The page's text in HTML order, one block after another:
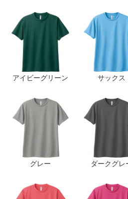
アイビーグリーン サックス
グレー ダークグレ